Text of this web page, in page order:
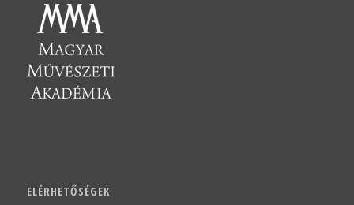
ELÉRHETŐSÉGEK